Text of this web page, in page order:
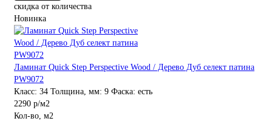
скидка от количества
Новинка
Ламинат Quick Step Perspective Wood / Дерево Дуб селект патина
PW9072
Класс: 34 Толщина, мм: 9 Фаска: есть
2290 р/м2
Кол-во, м2